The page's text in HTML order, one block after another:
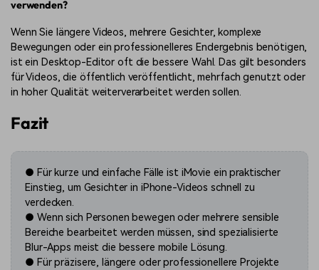
verwenden?
Wenn Sie längere Videos, mehrere Gesichter, komplexe
Bewegungen oder ein professionelleres Endergebnis benötigen,
ist ein Desktop-Editor oft die bessere Wahl. Das gilt besonders
für Videos, die öffentlich veröffentlicht, mehrfach genutzt oder
in hoher Qualität weiterverarbeitet werden sollen.
Fazit
● Für kurze und einfache Fälle ist iMovie ein praktischer
Einstieg, um Gesichter in iPhone-Videos schnell zu
verdecken.
● Wenn sich Personen bewegen oder mehrere sensible
Bereiche bearbeitet werden müssen, sind spezialisierte
Blur-Apps meist die bessere mobile Lösung.
● Für präzisere, längere oder professionellere Projekte